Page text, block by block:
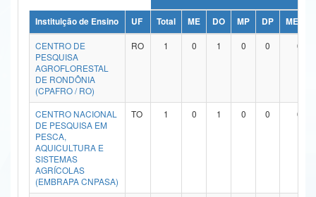
Ministério da Ciência, Tecnologia, Inovações e Comunicações
Ministério do Meio Ambiente
Ministério do Turismo
Ministério do Desenvolvimento Regional
Controladoria-Geral da União
Ministério da Mulher, da Família e dos Direitos Humanos
Secretaria-Geral
Instituição de Ensino UF Total ME DO MP DP
ME/DO
CENTRO DE
PESQUISA
AGROFLORESTAL
DE RONDÔNIA
(CPAFRO / RO)
RO 1 0 1 0 0 0
CENTRO NACIONAL
DE PESQUISA EM
PESCA,
AQUICULTURA E
SISTEMAS
AGRÍCOLAS
(EMBRAPA CNPASA)
TO 1 0 1 0 0 0